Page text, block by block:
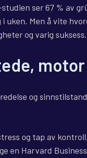
studien ser 67 % av
uken. Men å vite
og varig suksess.
og
og tap av
en Harvard